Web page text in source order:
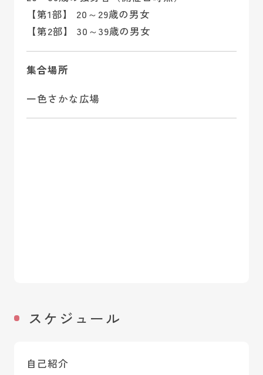
【第1部】 20～29歳の男女
【第2部】 30～39歳の男女
集合場所
一色さかな広場
スケジュール
自己紹介